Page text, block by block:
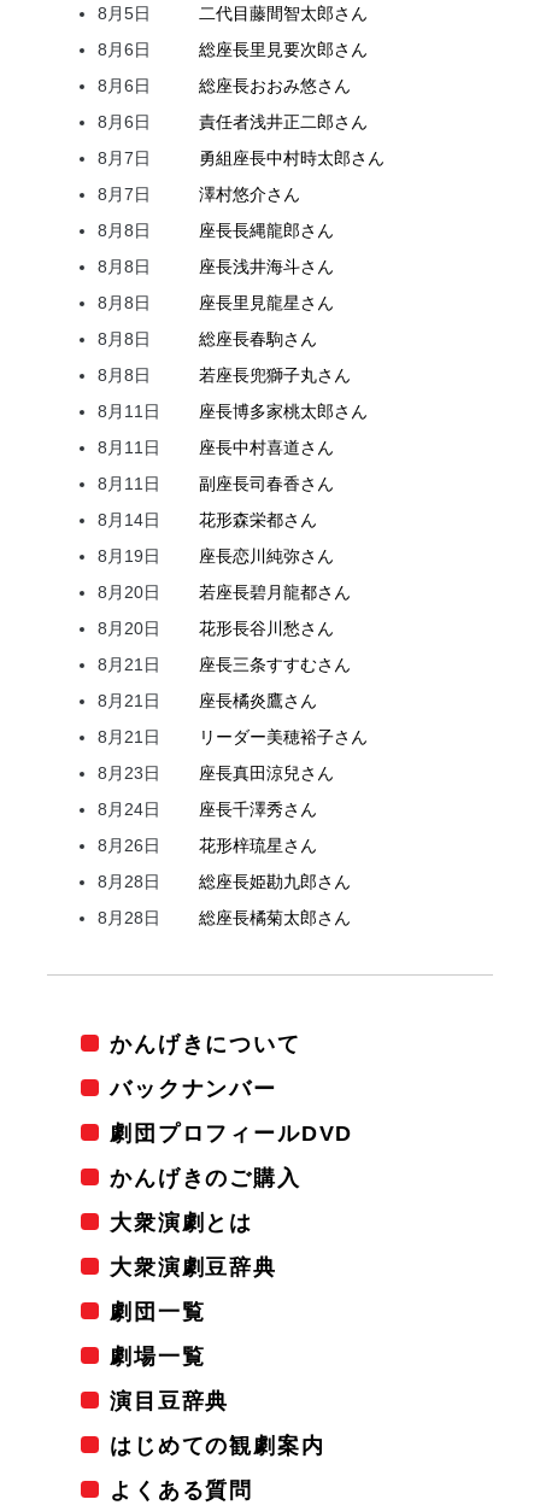
8月5日
二代目藤間智太郎さん
8月6日
総座長里見要次郎さん
8月6日
総座長おおみ悠さん
8月6日
責任者浅井正二郎さん
8月7日
勇組座長中村時太郎さん
8月7日
澤村悠介さん
8月8日
座長長縄龍郎さん
8月8日
座長浅井海斗さん
8月8日
座長里見龍星さん
8月8日
総座長春駒さん
8月8日
若座長兜獅子丸さん
8月11日
座長博多家桃太郎さん
8月11日
座長中村喜道さん
8月11日
副座長司春香さん
8月14日
花形森栄都さん
8月19日
座長恋川純弥さん
8月20日
若座長碧月龍都さん
8月20日
花形長谷川愁さん
8月21日
座長三条すすむさん
8月21日
座長橘炎鷹さん
8月21日
リーダー美穂裕子さん
8月23日
座長真田涼兒さん
8月24日
座長千澤秀さん
8月26日
花形梓琉星さん
8月28日
総座長姫勘九郎さん
8月28日
総座長橘菊太郎さん
かんげきについて
バックナンバー
劇団プロフィールDVD
かんげきのご購入
大衆演劇とは
大衆演劇豆辞典
劇団一覧
劇場一覧
演目豆辞典
はじめての観劇案内
よくある質問